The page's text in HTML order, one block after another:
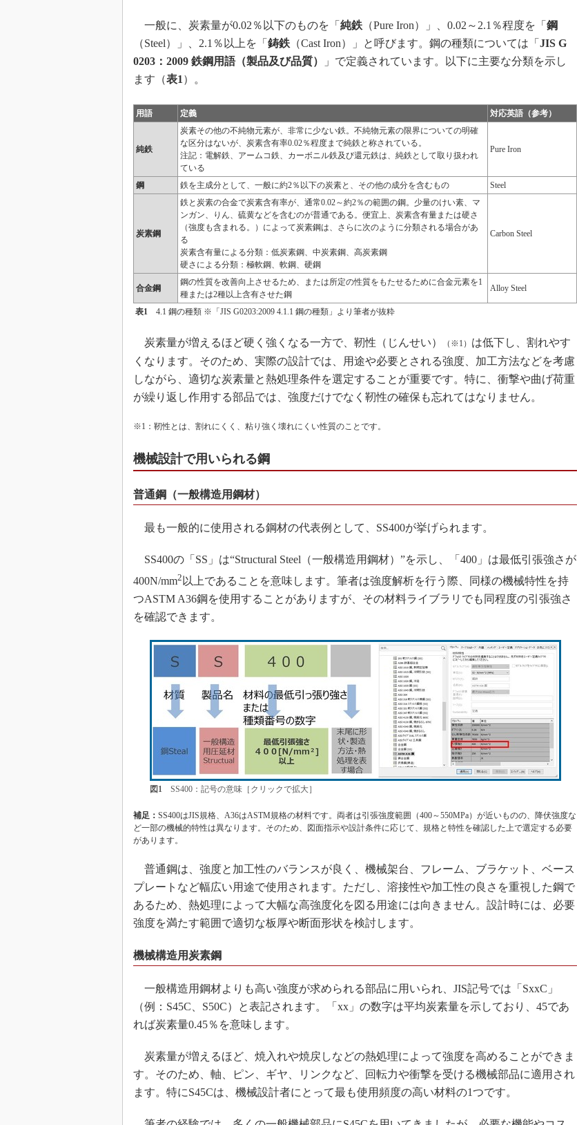
一般に、炭素量が0.02％以下のものを「 純鉄 （Pure Iron）」、0.02～2.1％程度を「 鋼
（Steel）」、2.1％以上を「 鋳鉄 （Cast Iron）」と呼びます。鋼の種類については「 JIS G
0203：2009 鉄鋼用語（製品及び品質）
」で定義されています。以下に主要な分類を示し
ます（表1 ）。
用語 定義 対応英語（参考）
純鉄
炭素その他の不純物元素が、非常に少ない鉄。不純物元素の限界についての明確
な区分はないが、炭素含有率0.02％程度まで純鉄と称されている。
注記：電解鉄、アームコ鉄、カーボニル鉄及び還元鉄は、純鉄として取り扱われ
ている
Pure Iron
鋼 鉄を主成分として、一般に約2％以下の炭素と、その他の成分を含むもの Steel
炭素鋼
鉄と炭素の合金で炭素含有率が、通常0.02～約2％の範囲の鋼。少量のけい素、マ
ンガン、りん、硫黄などを含むのが普通である。便宜上、炭素含有量または硬さ
（強度も含まれる。）によって炭素鋼は、さらに次のように分類される場合があ
る
炭素含有量による分類：低炭素鋼、中炭素鋼、高炭素鋼
硬さによる分類：極軟鋼、軟鋼、硬鋼
Carbon Steel
合金鋼
鋼の性質を改善向上させるため、または所定の性質をもたせるために合金元素を1
種または2種以上含有させた鋼
Alloy Steel
表1 4.1 鋼の種類 ※「JIS G0203:2009 4.1.1 鋼の種類」より筆者が抜粋
炭素量が増えるほど硬く強くなる一方で、靭性（じんせい） （※1） は低下し、割れやす
くなります。そのため、実際の設計では、用途や必要とされる強度、加工方法などを考慮
しながら、適切な炭素量と熱処理条件を選定することが重要です。特に、衝撃や曲げ荷重
が繰り返し作用する部品では、強度だけでなく靭性の確保も忘れてはなりません。
※1：靭性とは、割れにくく、粘り強く壊れにくい性質のことです。
機械設計で用いられる鋼
普通鋼（一般構造用鋼材）
最も一般的に使用される鋼材の代表例として、SS400が挙げられます。
SS400の「SS」は“Structural Steel（一般構造用鋼材）”を示し、「400」は最低引張強さが
400N/mm2 以上であることを意味します。筆者は強度解析を行う際、同様の機械特性を持
つASTM A36鋼を使用することがありますが、その材料ライブラリでも同程度の引張強さ
を確認できます。
図1SS400：記号の意味［クリックで拡大］
補足： SS400はJIS規格、A36はASTM規格の材料です。両者は引張強度範囲（400～550MPa）が近いものの、降伏強度な
ど一部の機械的特性は異なります。そのため、図面指示や設計条件に応じて、規格と特性を確認した上で選定する必要
があります。
普通鋼は、強度と加工性のバランスが良く、機械架台、フレーム、ブラケット、ベース
プレートなど幅広い用途で使用されます。ただし、溶接性や加工性の良さを重視した鋼で
あるため、熱処理によって大幅な高強度化を図る用途には向きません。設計時には、必要
強度を満たす範囲で適切な板厚や断面形状を検討します。
機械構造用炭素鋼
一般構造用鋼材よりも高い強度が求められる部品に用いられ、JIS記号では「SxxC」
（例：S45C、S50C）と表記されます。「xx」の数字は平均炭素量を示しており、45であ
れば炭素量0.45％を意味します。
炭素量が増えるほど、焼入れや焼戻しなどの熱処理によって強度を高めることができま
す。そのため、軸、ピン、ギヤ、リンクなど、回転力や衝撃を受ける機械部品に適用され
ます。特にS45Cは、機械設計者にとって最も使用頻度の高い材料の1つです。